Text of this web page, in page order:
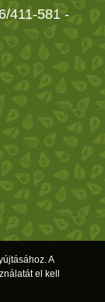
411-581 -
A
el kell